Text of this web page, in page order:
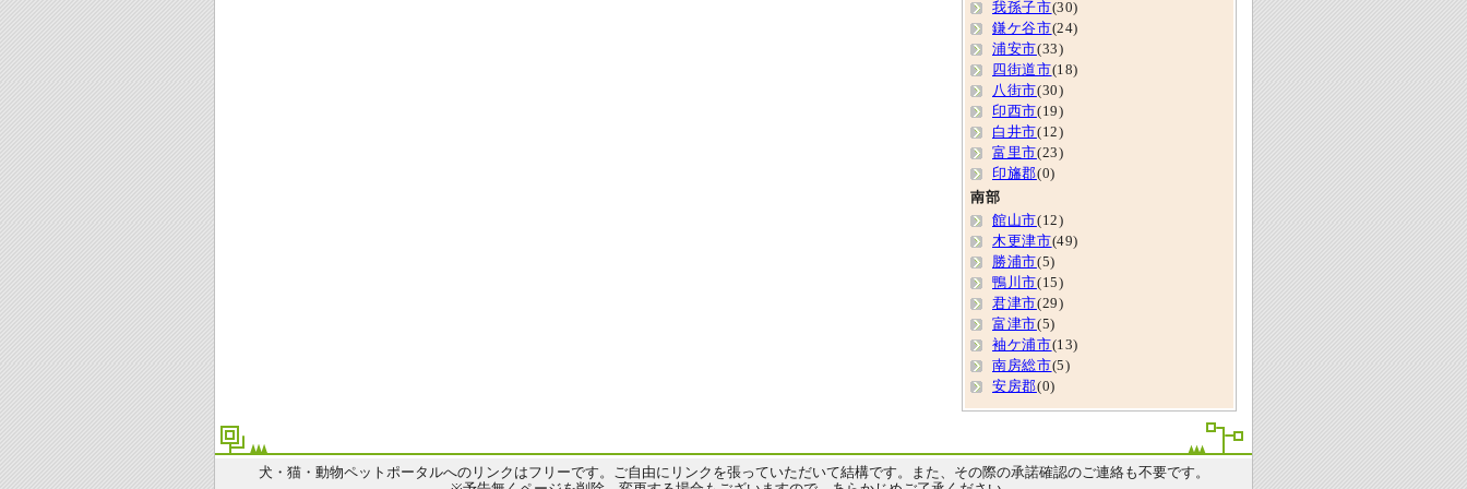
我孫子市(30)
鎌ケ谷市(24)
浦安市(33)
四街道市(18)
八街市(30)
印西市(19)
白井市(12)
富里市(23)
印旛郡(0)
南部
館山市(12)
木更津市(49)
勝浦市(5)
鴨川市(15)
君津市(29)
富津市(5)
袖ケ浦市(13)
南房総市(5)
安房郡(0)
犬・猫・動物ペットポータルへのリンクはフリーです。ご自由にリンクを張っていただいて結構です。また、その際の承諾確認のご連絡も不要です。